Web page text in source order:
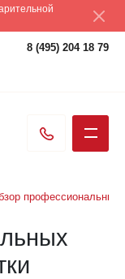
8 (495) 204 18 79
профессиональных